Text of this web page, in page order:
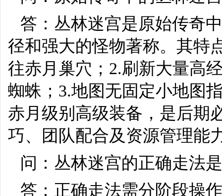
答：丛林迷宫是原始传奇
径和强大的怪物著称。其特
往赤月巢穴；2.刷新大量高
蜘蛛；3.地图无固定小地图
赤月级别高级装备，是后期
巧、团队配合及资源管理能
问：丛林迷宫的正确走法
答：正确走法需分阶段操